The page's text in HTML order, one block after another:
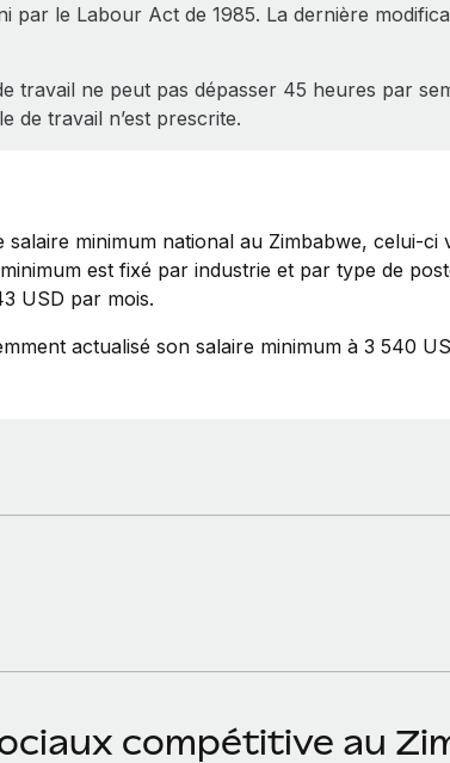
par le Labour Act de 1985. La dernière
travail ne peut pas dépasser 45 heures par
de travail n’est prescrite.
salaire minimum national au Zimbabwe, celui-ci
est fixé par industrie et par type de
USD par mois.
actualisé son salaire minimum à 3 540
compétitive au